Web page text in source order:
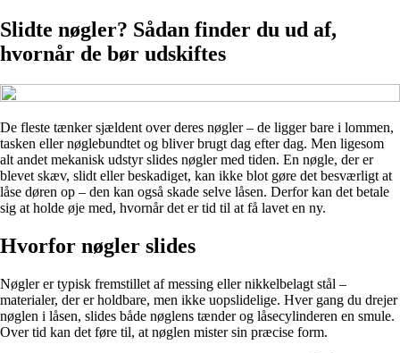
Slidte nøgler? Sådan finder du ud af,
hvornår de bør udskiftes
De fleste tænker sjældent over deres nøgler – de ligger bare i lommen,
tasken eller nøglebundtet og bliver brugt dag efter dag. Men ligesom
alt andet mekanisk udstyr slides nøgler med tiden. En nøgle, der er
blevet skæv, slidt eller beskadiget, kan ikke blot gøre det besværligt at
låse døren op – den kan også skade selve låsen. Derfor kan det betale
sig at holde øje med, hvornår det er tid til at få lavet en ny.
Hvorfor nøgler slides
Nøgler er typisk fremstillet af messing eller nikkelbelagt stål –
materialer, der er holdbare, men ikke uopslidelige. Hver gang du drejer
nøglen i låsen, slides både nøglens tænder og låsecylinderen en smule.
Over tid kan det føre til, at nøglen mister sin præcise form.